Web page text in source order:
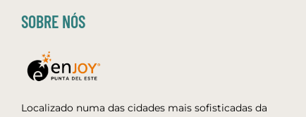
SOBRE NÓS
Localizado numa das cidades mais sofisticadas da